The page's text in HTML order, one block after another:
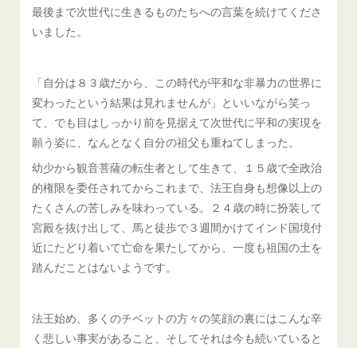
最後まで次世代に生きるものたちへの言葉を続けてくださ
いました。
「自分は８３歳だから、この時代が平和な非暴力の世界に
変わったという結果は見れませんが」といいながら笑っ
て、でも目はしっかり前を見据えて次世代に平和の実現を
願う姿に、なんとなく自分の祖父も重ねてしまった。
幼少から観音菩薩の転生者として生きて、１５歳で全政治
的権限を委任されてからこれまで、法王自身も想像以上の
たくさんの苦しみを味わっている。２４歳の時に扮装して
宮殿を抜け出して、馬と徒歩で３週間かけてインド国境付
近にたどり着いて亡命を果たしてから、一度も祖国の土を
踏んだことはないようです。
法王始め、多くのチベットの方々の笑顔の裏にはこんな辛
く悲しい事実があること、そしてそれは今も続いていると